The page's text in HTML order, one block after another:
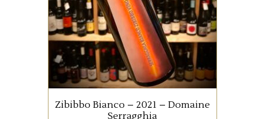
incontournable pour tout
passionné de vin naturel.
Zibibbo Bianco – 2021 – Domaine
Serragghia